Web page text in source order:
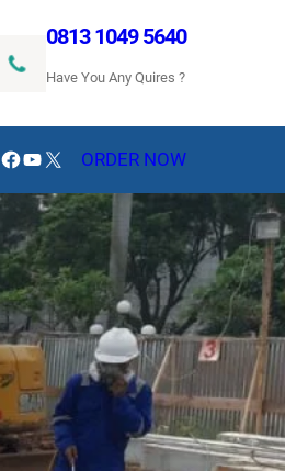
0813 1049 5640
Have You Any Quires ?
Facebook
YouTube
X ORDER NOW